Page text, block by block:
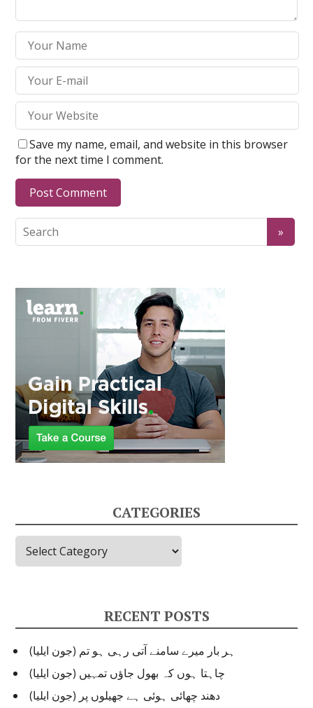
Save my name, email, and website in this browser
for the next time I comment.
CATEGORIES
Categories
RECENT POSTS
ہر بار میرے سامنے آتی رہی ہو تم (جون ایلیا)
چاہتا ہوں کہ بھول جاؤں تمہیں (جون ایلیا)
دھند چھائی ہوئی ہے جھیلوں پر (جون ایلیا)